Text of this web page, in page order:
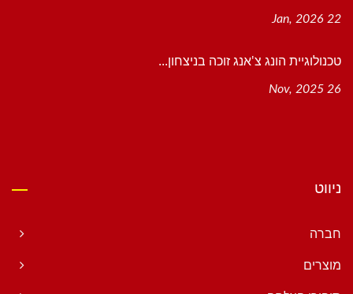
22 Jan, 2026
טכנולוגיית הונג צ'אנג זוכה בניצחון...
26 Nov, 2025
ניווט
חברה
מוצרים